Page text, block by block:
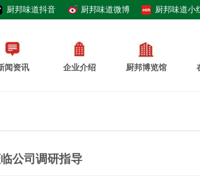
厨邦味道抖音 厨邦味道微博 厨邦味道小
闻资讯 企业介绍 厨邦博览馆
公司调研指导